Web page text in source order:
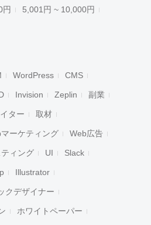
円 5,001円 ~ 10,000円
WordPress CMS
Invision Zeplin 副業
ター 取材
ーケティング Web広告
ティング UI Slack
Illustrator
クデザイナー
ホワイトペーパー